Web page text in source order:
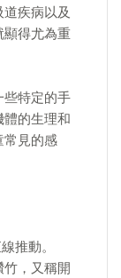
疾病以及
顯得尤為重
些特定的手
的生理和
常見的感
推動。
，又稱開